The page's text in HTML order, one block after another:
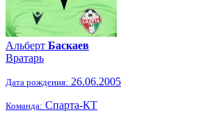
Альберт Баскаев
Вратарь
Дата рождения: 26.06.2005
Команда: Спарта-КТ